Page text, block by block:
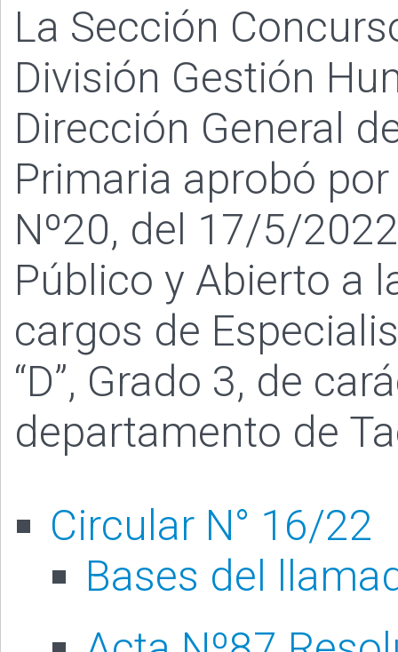
La Sección
División Gestión
Dirección General
Primaria aprobó
Nº20, del 17/5/
Público y Abierto a
cargos de
“D”, Grado 3, de
departamento de
Circular N° 16/22
Bases del